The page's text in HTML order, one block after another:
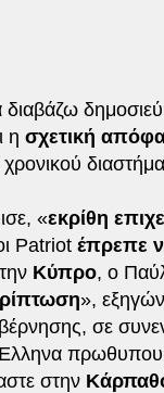
η σχετική
«εκρίθη
Patriot έπρεπε
Κύπρο, ο
»,
σε
Έλληνα
στην